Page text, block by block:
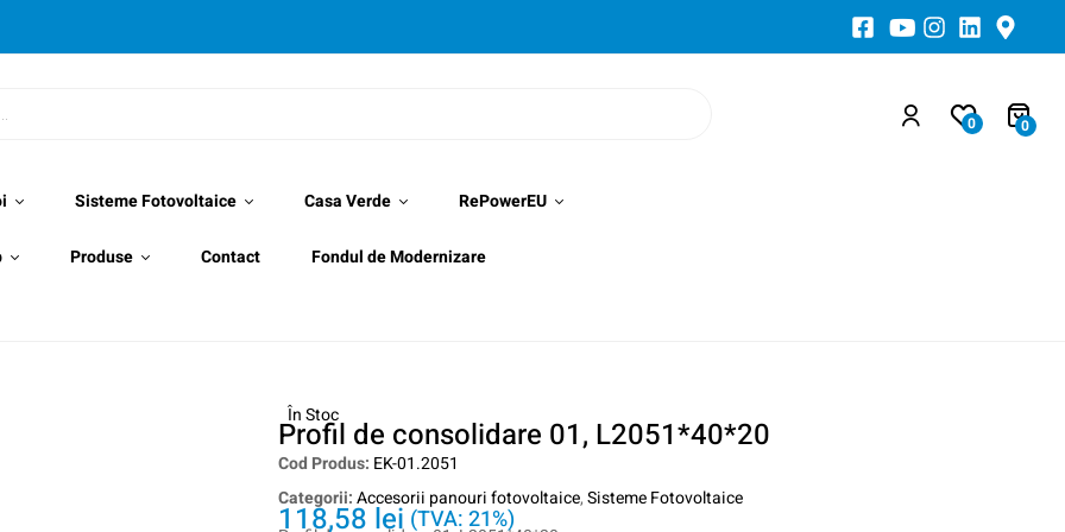
0 0
Sisteme Fotovoltaice Casa Verde RePowerEU
Produse Contact Fondul de Modernizare
În Stoc
Profil de consolidare 01, L2051*40*20
Cod Produs: EK-01.2051
Categorii:Accesorii panouri fotovoltaice,Sisteme Fotovoltaice
118,58 lei (TVA: 21%)